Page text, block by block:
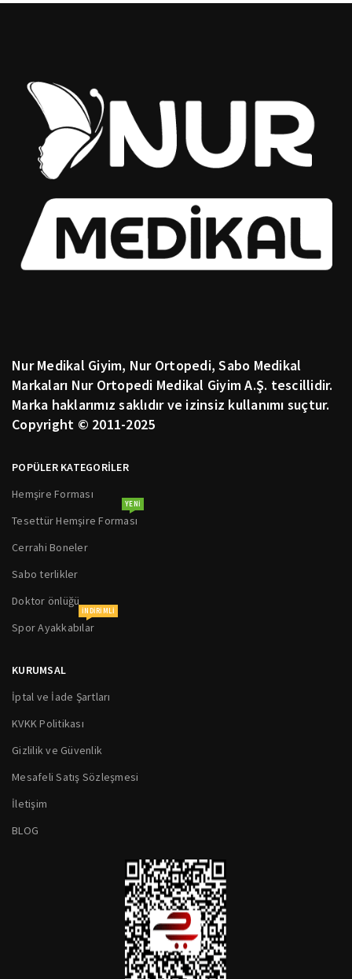
Nur Medikal Giyim, Nur Ortopedi, Sabo Medikal
Markaları Nur Ortopedi Medikal Giyim A.Ş. tescillidir.
Marka haklarımız saklıdır ve izinsiz kullanımı suçtur.
Copyright © 2011-2025
POPÜLER KATEGORİLER
Hemşire Forması
Tesettür Hemşire Forması
YENI
Cerrahi Boneler
Sabo terlikler
Doktor önlüğü
Spor Ayakkabılar
INDIRIMLI
KURUMSAL
İptal ve İade Şartları
KVKK Politikası
Gizlilik ve Güvenlik
Mesafeli Satış Sözleşmesi
İletişim
BLOG